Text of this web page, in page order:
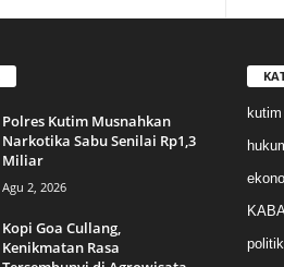
Polres Kutim Musnahkan
Narkotika Sabu Senilai Rp1,3
Miliar
Agu 2, 2026
Kopi Goa Cullang,
Kenikmatan Rasa
kutim
politik